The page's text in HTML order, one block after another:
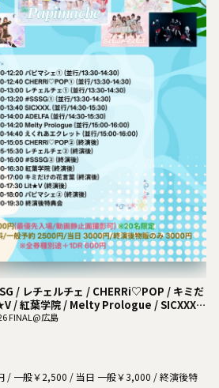
/ レチェルチェ / CHERRi♡POP / キミだ
/ 紅葉学院 / Melty Prologue / SICXXX. /
エクレット
FINAL@広島
/ 一般￥2,500 / 当日 一般￥3,000 / 終演後特